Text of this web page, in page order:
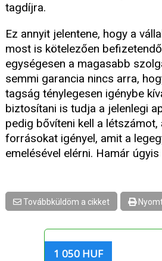
tagdíjra.
Ez annyit jelentene, hogy a
most is kötelezően
egységesen a magasabb
semmi garancia nincs arra,
tagság ténylegesen igénybe
biztosítani is tudja a jelenlegi
pedig bővíteni kell a létszámot,
forrásokat igényel, amit a
emelésével elérni. Hamár
Továbbküldöm a cikket
1 050 HUF